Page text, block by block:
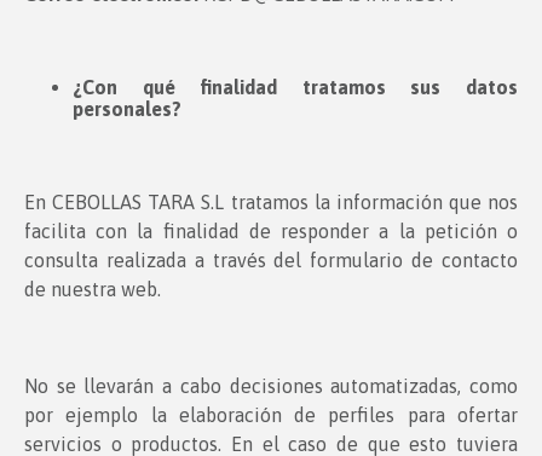
¿Con qué finalidad tratamos sus datos
personales?
En CEBOLLAS TARA S.L tratamos la información que nos
facilita con la finalidad de responder a la petición o
consulta realizada a través del formulario de contacto
de nuestra web.
No se llevarán a cabo decisiones automatizadas, como
por ejemplo la elaboración de perfiles para ofertar
servicios o productos. En el caso de que esto tuviera